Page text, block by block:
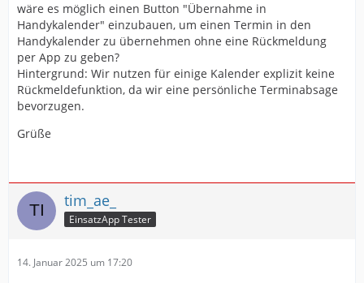
wäre es möglich einen Button "Übernahme in
Handykalender" einzubauen, um einen Termin in den
Handykalender zu übernehmen ohne eine Rückmeldung
per App zu geben?
Hintergrund: Wir nutzen für einige Kalender explizit keine
Rückmeldefunktion, da wir eine persönliche Terminabsage
bevorzugen.
Grüße
tim_ae_
EinsatzApp Tester
14. Januar 2025 um 17:20